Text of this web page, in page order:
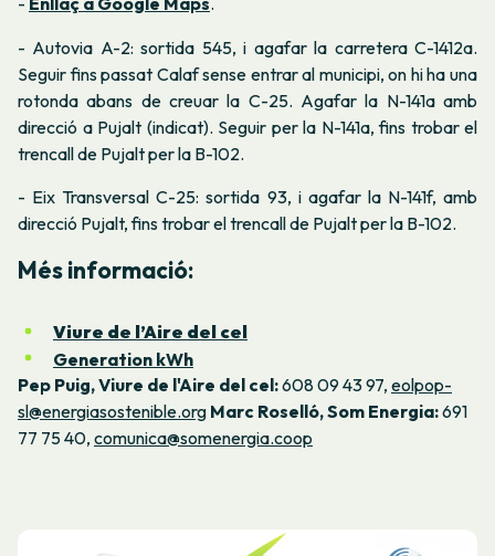
- Autovia A-2: sortida 545, i agafar la carretera C-1412a.
Seguir fins passat Calaf sense entrar al municipi, on hi ha una
rotonda abans de creuar la C-25. Agafar la N-141a amb
direcció a Pujalt (indicat). Seguir per la N-141a, fins trobar el
trencall de Pujalt per la B-102.
- Eix Transversal C-25: sortida 93, i agafar la N-141f, amb
direcció Pujalt, fins trobar el trencall de Pujalt per la B-102.
Més informació:
Viure de l’Aire del cel
Generation kWh
Pep Puig, Viure de l'Aire del cel:608 09 43 97, eolpop-
sl@energiasostenible.org Marc Roselló, Som Energia:691
77 75 40, comunica@somenergia.coop